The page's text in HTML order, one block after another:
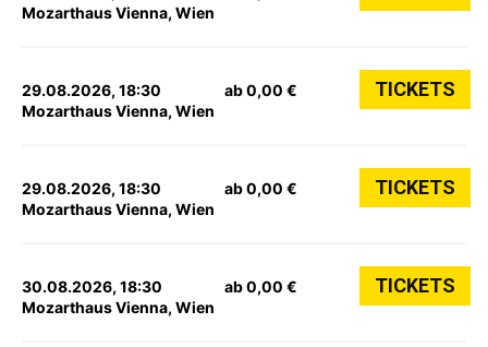
Mozarthaus Vienna, Wien
29.08.2026, 18:30
Mozarthaus Vienna, Wien
ab 0,00 € TICKETS
29.08.2026, 18:30
Mozarthaus Vienna, Wien
ab 0,00 € TICKETS
30.08.2026, 18:30
Mozarthaus Vienna, Wien
ab 0,00 € TICKETS